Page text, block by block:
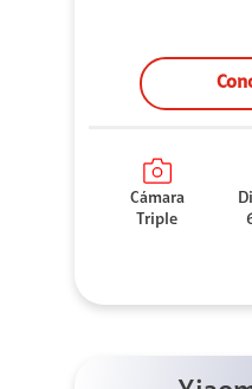
Cámara
Triple